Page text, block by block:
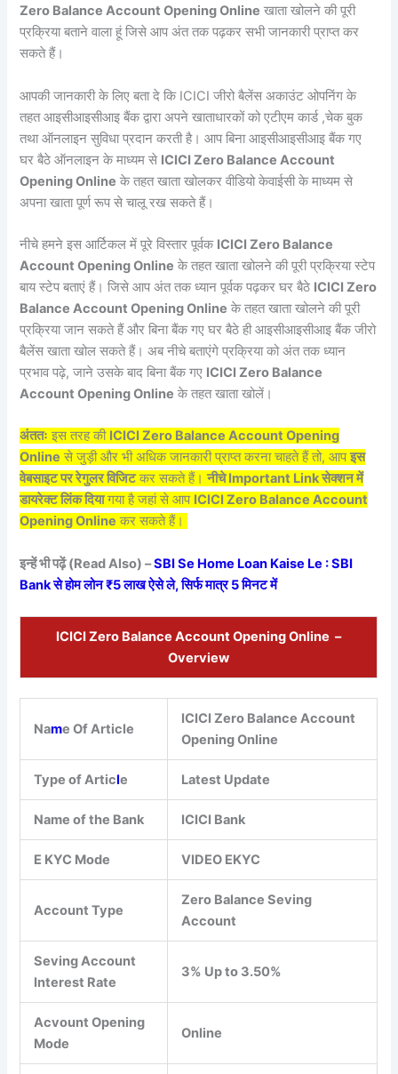
Zero Balance Account Opening Online खाता खोलने की पूरी
प्रक्रिया बताने वाला हूं जिसे आप अंत तक पढ़कर सभी जानकारी प्राप्त कर
सकते हैं।
आपकी जानकारी के लिए बता दे कि ICICI जीरो बैलेंस अकाउंट ओपनिंग के
तहत आइसीआइसीआइ बैंक द्वारा अपने खाताधारकों को एटीएम कार्ड ,चेक बुक
तथा ऑनलाइन सुविधा प्रदान करती है। आप बिना आइसीआइसीआइ बैंक गए
घर बैठे ऑनलाइन के माध्यम से ICICI Zero Balance Account
Opening Online के तहत खाता खोलकर वीडियो केवाईसी के माध्यम से
अपना खाता पूर्ण रूप से चालू रख सकते हैं।
नीचे हमने इस आर्टिकल में पूरे विस्तार पूर्वक ICICI Zero Balance
Account Opening Online के तहत खाता खोलने की पूरी प्रक्रिया स्टेप
बाय स्टेप बताएं हैं। जिसे आप अंत तक ध्यान पूर्वक पढ़कर घर बैठे ICICI Zero
Balance Account Opening Online के तहत खाता खोलने की पूरी
प्रक्रिया जान सकते हैं और बिना बैंक गए घर बैठे ही आइसीआइसीआइ बैंक जीरो
बैलेंस खाता खोल सकते हैं। अब नीचे बताएंगे प्रक्रिया को अंत तक ध्यान
प्रभाव पढ़े, जाने उसके बाद बिना बैंक गए ICICI Zero Balance
Account Opening Online के तहत खाता खोलें।
अंततः इस तरह की ICICI Zero Balance Account Opening
Online से जुड़ी और भी अधिक जानकारी प्राप्त करना चाहते हैं तो, आपइस
वेबसाइट पर रेगुलर विजिटकर सकते हैं।नीचे Important Link सेक्शन में
डायरेक्ट लिंक दियागया है जहां से आप ICICI Zero Balance Account
Opening Online कर सकते हैं।
इन्हें भी पढ़ें (Read Also) –SBI Se Home Loan Kaise Le : SBI
Bank से होम लोन ₹5 लाख ऐसे ले, सिर्फ मात्र 5 मिनट में
ICICI Zero Balance Account Opening Online –
Overview
Name Of Article
ICICI Zero Balance Account
Opening Online
Type of Article Latest Update
Name of the Bank ICICI Bank
E KYC Mode VIDEO EKYC
Account Type
Zero Balance Seving
Account
Seving Account
Interest Rate
3% Up to 3.50%
Acvount Opening
Mode
Online